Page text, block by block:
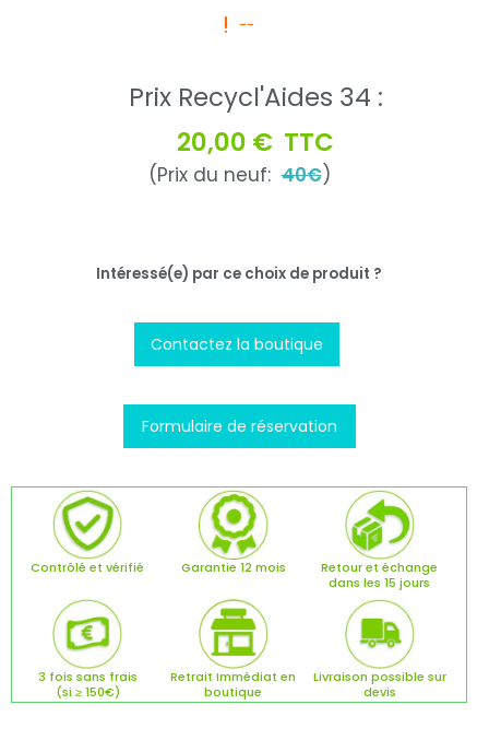
--
Prix Recycl'Aides 34 :
20,00 € TTC
(Prix du neuf:40€)
Intéressé(e) par ce choix de produit ?
Contactez la boutique
Formulaire de réservation
Contrôlé et vérifié Garantie 12 mois
Retour et échange
dans les 15 jours
3 fois sans frais
(si ≥ 150€)
Retrait Immédiat en
boutique
Livraison possible sur
devis